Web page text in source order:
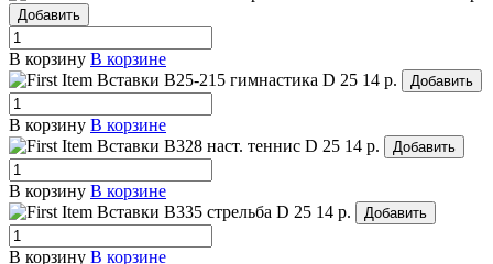
Добавить
В корзину В корзине
Вставки B25-215 гимнастика D 25 14 р. Добавить
В корзину В корзине
Вставки B328 наст. теннис D 25 14 р. Добавить
В корзину В корзине
Вставки B335 стрельба D 25 14 р. Добавить
В корзину В корзине